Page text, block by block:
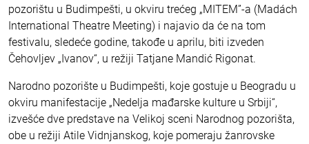
pozorištu u Budimpešti, u okviru trećeg „MITEM”-a (Madách
International Theatre Meeting) i najavio da će na tom
festivalu, sledeće godine, takođe u aprilu, biti izveden
Čehovljev „Ivanov“, u režiji Tatjane Mandić Rigonat.
Narodno pozorište u Budimpešti, koje gostuje u Beogradu u
okviru manifestacije „Nedelja mađarske kulture u Srbiji“,
izvešće dve predstave na Velikoj sceni Narodnog pozorišta,
obe u režiji Atile Vidnjanskog, koje pomeraju žanrovske